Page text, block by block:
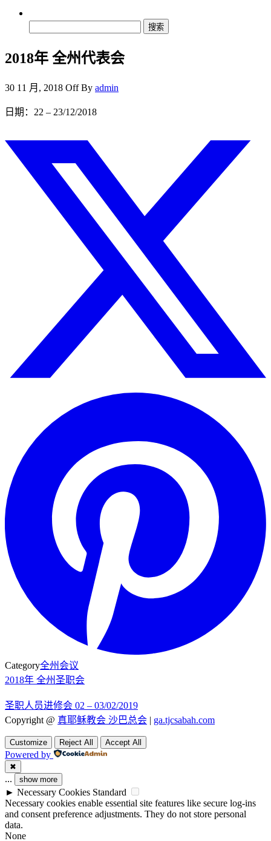
2018年 全州代表会
30 11 月, 2018 OffBy admin
日期：22 – 23/12/2018
Category全州会议
2018年 全州圣职会
圣职人员进修会 02 – 03/02/2019
Copyright @ 真耶稣教会 沙巴总会 | ga.tjcsabah.com
Customize Reject All Accept All
Powered by
✖
... show more
► Necessary Cookies Standard
Necessary cookies enable essential site features like secure log-ins
and consent preference adjustments. They do not store personal
data.
None